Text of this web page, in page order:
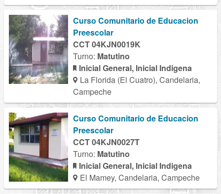
Curso Comunitario de Educacion
Preescolar
CCT 04KJN0019K
Turno: Matutino
Inicial General, Inicial Indigena
La Florida (El Cuatro), Candelaria,
Campeche
Curso Comunitario de Educacion
Preescolar
CCT 04KJN0027T
Turno: Matutino
Inicial General, Inicial Indigena
El Mamey, Candelaria, Campeche